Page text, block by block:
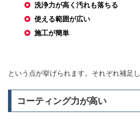
洗浄力が高く汚れも落ちる
使える範囲が広い
施工が簡単
という点が挙げられます。それぞれ補足し
コーティング力が高い